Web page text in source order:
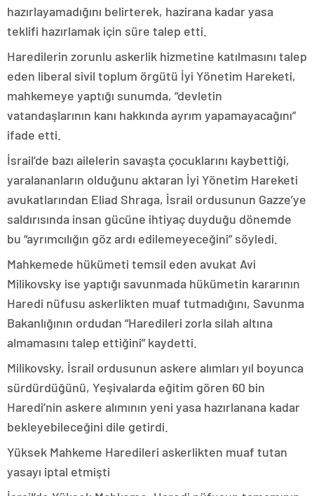
hazırlayamadığını belirterek, hazirana kadar yasa
teklifi hazırlamak için süre talep etti.
Haredilerin zorunlu askerlik hizmetine katılmasını talep
eden liberal sivil toplum örgütü İyi Yönetim Hareketi,
mahkemeye yaptığı sunumda, “devletin
vatandaşlarının kanı hakkında ayrım yapamayacağını”
ifade etti.
İsrail’de bazı ailelerin savaşta çocuklarını kaybettiği,
yaralananların olduğunu aktaran İyi Yönetim Hareketi
avukatlarından Eliad Shraga, İsrail ordusunun Gazze’ye
saldırısında insan gücüne ihtiyaç duyduğu dönemde
bu “ayrımcılığın göz ardı edilemeyeceğini” söyledi.
Mahkemede hükümeti temsil eden avukat Avi
Milikovsky ise yaptığı savunmada hükümetin kararının
Haredi nüfusu askerlikten muaf tutmadığını, Savunma
Bakanlığının ordudan “Haredileri zorla silah altına
almamasını talep ettiğini” kaydetti.
Milikovsky, İsrail ordusunun askere alımları yıl boyunca
sürdürdüğünü, Yeşivalarda eğitim gören 60 bin
Haredi’nin askere alımının yeni yasa hazırlanana kadar
bekleyebileceğini dile getirdi.
Yüksek Mahkeme Haredileri askerlikten muaf tutan
yasayı iptal etmişti